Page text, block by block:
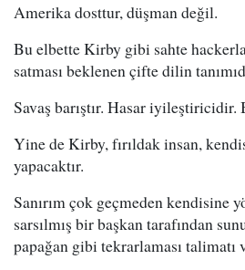
Amerika dosttur, düşman değil.
Bu elbette Kirby gibi sahte
satması beklenen çifte dilin
Savaş barıştır. Hasar
Yine de Kirby, fırıldak insan,
yapacaktır.
Sanırım çok geçmeden kendisine
sarsılmış bir başkan tarafından
papağan gibi tekrarlaması talimatı